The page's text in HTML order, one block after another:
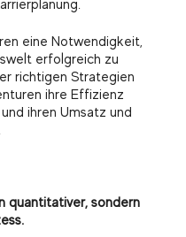
eine Notwendigkeit,
erfolgreich zu
richtigen Strategien
ihre Effizienz
ihren Umsatz und
quantitativer, sondern